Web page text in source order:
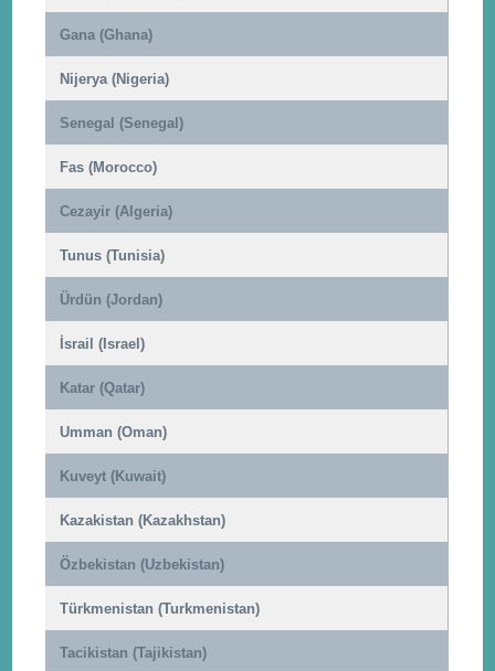
Gana (Ghana)
Nijerya (Nigeria)
Senegal (Senegal)
Fas (Morocco)
Cezayir (Algeria)
Tunus (Tunisia)
Ürdün (Jordan)
İsrail (Israel)
Katar (Qatar)
Umman (Oman)
Kuveyt (Kuwait)
Kazakistan (Kazakhstan)
Özbekistan (Uzbekistan)
Türkmenistan (Turkmenistan)
Tacikistan (Tajikistan)